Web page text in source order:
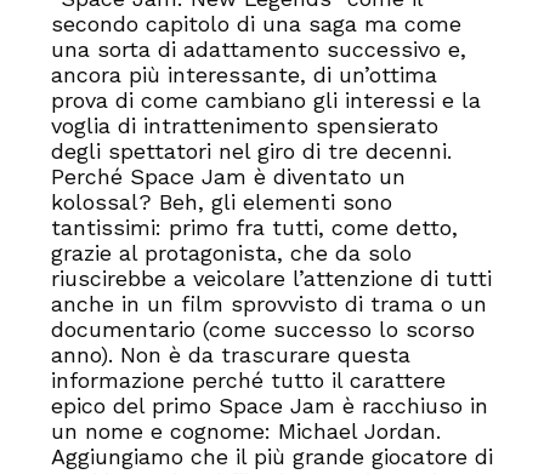
secondo capitolo di una saga ma come
una sorta di adattamento successivo e,
ancora più interessante, di un’ottima
prova di come cambiano gli interessi e la
voglia di intrattenimento spensierato
degli spettatori nel giro di tre decenni.
Perché Space Jam è diventato un
kolossal? Beh, gli elementi sono
tantissimi: primo fra tutti, come detto,
grazie al protagonista, che da solo
riuscirebbe a veicolare l’attenzione di tutti
anche in un film sprovvisto di trama o un
documentario (come successo lo scorso
anno). Non è da trascurare questa
informazione perché tutto il carattere
epico del primo Space Jam è racchiuso in
un nome e cognome: Michael Jordan.
Aggiungiamo che il più grande giocatore di